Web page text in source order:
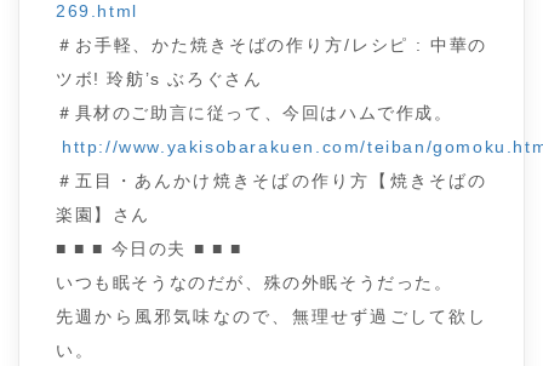
269.html
＃お手軽、かた焼きそばの作り方/レシピ : 中華の
ツボ! 玲舫’s ぶろぐさん
＃具材のご助言に従って、今回はハムで作成。
http://www.yakisobarakuen.com/teiban/
＃五目・あんかけ焼きそばの作り方【焼きそばの
楽園】さん
■ ■ ■ 今日の夫 ■ ■ ■
いつも眠そうなのだが、殊の外眠そうだった。
先週から風邪気味なので、無理せず過ごして欲し
い。